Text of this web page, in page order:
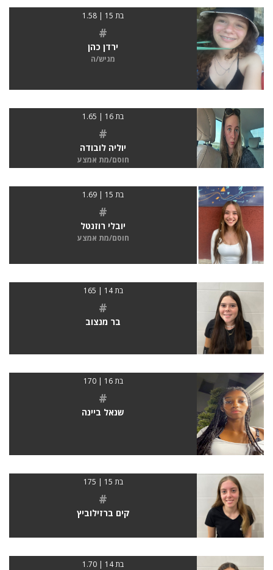
בת 15 | 1.58
#
ירדן כהן
מגיש/ה
בת 16 | 1.65
#
יוליה לובודה
חוסם/מת אמצע
בת 15 | 1.69
#
יובלי רוזנטל
חוסם/מת אמצע
בת 14 | 165
#
בר מנצוב
בת 16 | 170
#
שנאל ביינה
בת 15 | 175
#
קים ברזילוביץ
בת 14 | 1.70